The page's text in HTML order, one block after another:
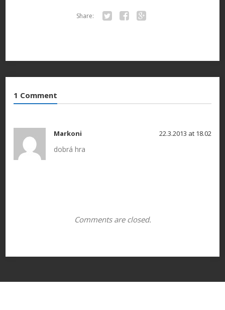
Share:
1 Comment
Markoni 22.3.2013 at 18.02
dobrá hra
Comments are closed.